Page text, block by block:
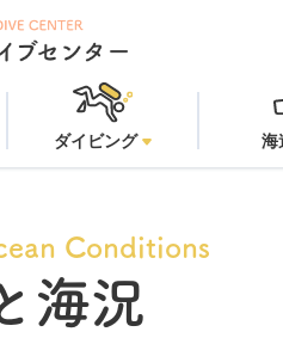
ダイビング 海
Conditions
海況